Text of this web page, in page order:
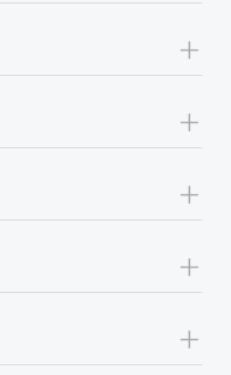
+
+
+
+
+